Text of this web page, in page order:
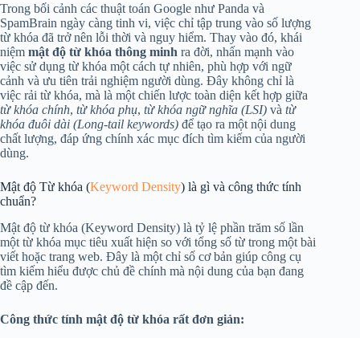
Trong bối cảnh các thuật toán Google như Panda và
SpamBrain ngày càng tinh vi, việc chỉ tập trung vào số lượng
từ khóa đã trở nên lỗi thời và nguy hiểm. Thay vào đó, khái
niệm mật độ từ khóa thông minh ra đời, nhấn mạnh vào
việc sử dụng từ khóa một cách tự nhiên, phù hợp với ngữ
cảnh và ưu tiên trải nghiệm người dùng. Đây không chỉ là
việc rải từ khóa, mà là một chiến lược toàn diện kết hợp giữa
từ khóa chính, từ khóa phụ, từ khóa ngữ nghĩa (LSI) và từ
khóa đuôi dài (Long-tail keywords) để tạo ra một nội dung
chất lượng, đáp ứng chính xác mục đích tìm kiếm của người
dùng.
Mật độ Từ khóa (Keyword Density) là gì và công thức tính
chuẩn?
Mật độ từ khóa (Keyword Density) là tỷ lệ phần trăm số lần
một từ khóa mục tiêu xuất hiện so với tổng số từ trong một bài
viết hoặc trang web. Đây là một chỉ số cơ bản giúp công cụ
tìm kiếm hiểu được chủ đề chính mà nội dung của bạn đang
đề cập đến.
Công thức tính mật độ từ khóa rất đơn giản: